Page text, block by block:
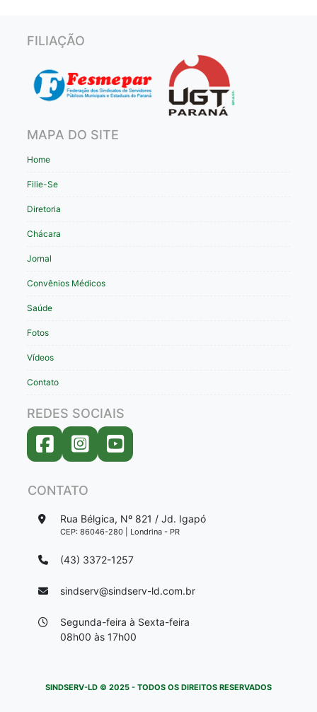
FILIAÇÃO
MAPA DO SITE
Home
Filie-Se
Diretoria
Chácara
Jornal
Convênios Médicos
Saúde
Fotos
Vídeos
Contato
REDES SOCIAIS
CONTATO
Rua Bélgica, Nº 821 / Jd. Igapó
CEP: 86046-280 | Londrina - PR
(43) 3372-1257
sindserv@sindserv-ld.com.br
Segunda-feira à Sexta-feira
08h00 às 17h00
SINDSERV-LD © 2025 - TODOS OS DIREITOS RESERVADOS